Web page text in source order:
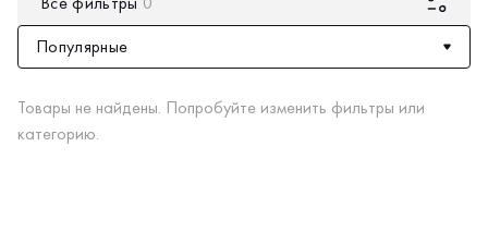
Популярные
Товары не найдены. Попробуйте изменить фильтры или
категорию.